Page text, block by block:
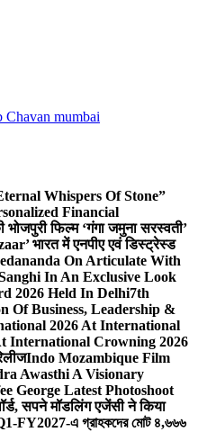
Chavan mumbai
Whispers Of Stone”
Financial
भोजपुरी फिल्म ‘गंगा जमुना सरस्वती’
भारत में एनपीए एवं डिस्ट्रेस्ड
On Articulate With
In An Exclusive Look
2026 Held In Delhi7th
Of Business, Leadership &
2026 At International
International Crowning 2026
Indo Mozambique Film
Awasthi A Visionary
George Latest Photoshoot
सपने मॉडलिंग एजेंसी ने किया
FY2027-এ গ্রাহকদের মোট ৪,৬৬৬